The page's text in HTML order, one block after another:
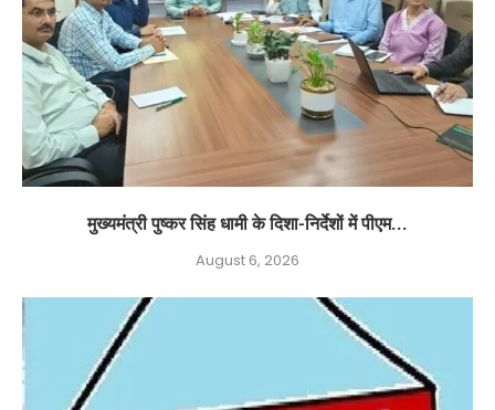
मुख्यमंत्री पुष्कर सिंह धामी के दिशा-निर्देशों में पीएम...
August 6, 2026